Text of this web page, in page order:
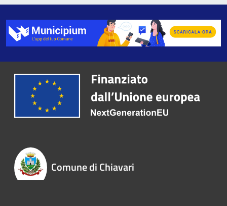
Comune di Chiavari